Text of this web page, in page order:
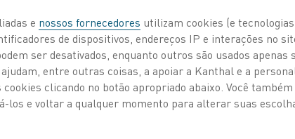
industrial contribui de modo
medidas urgentes para limitar o
dos níveis pré-industriais. Um
da geração de calor, que por
e nossos fornecedores utilizam cookies (e
de dispositivos, endereços IP e interações no
ser desativados, enquanto outros são usados apenas
entre outras coisas, a apoiar a Kanthal e a
clicando no botão apropriado abaixo. Você
los e voltar a qualquer momento para alterar suas